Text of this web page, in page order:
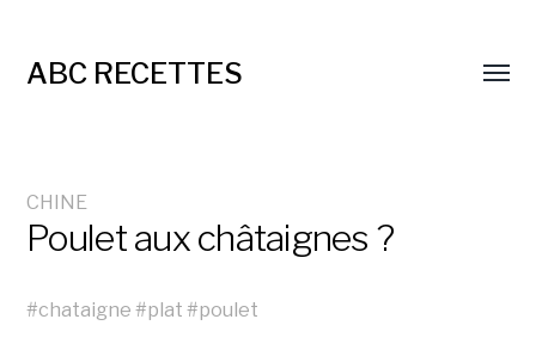
ABC RECETTES
CHINE
Poulet aux châtaignes ?
#chataigne #plat #poulet